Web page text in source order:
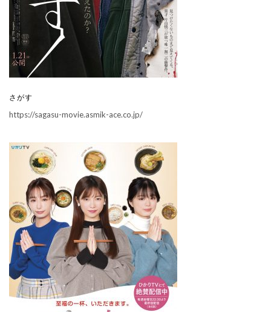
さがす
https://sagasu-movie.asmik-ace.co.jp/